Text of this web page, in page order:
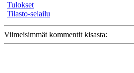
Tulokset
Tilasto-selailu
Viimeisimmät kommentit kisasta: